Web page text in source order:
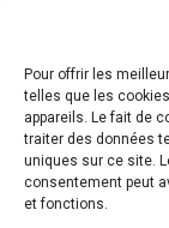
Pour offrir les
telles que les
appareils. Le fait de
traiter des données
uniques sur ce site.
consentement peut
et fonctions.